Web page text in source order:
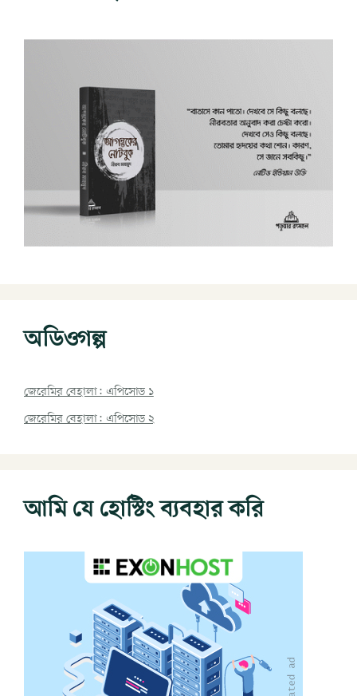
অডিওগল্প
জেরেমির বেহালা: এপিসোড ১
জেরেমির বেহালা: এপিসোড ২
আমি যে হোস্টিং ব্যবহার করি